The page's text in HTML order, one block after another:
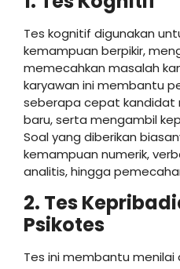
Tes kognitif digunakan
kemampuan berpikir,
memecahkan masalah
karyawan ini membantu
seberapa cepat kandidat
baru, serta mengambil
Soal yang diberikan
kemampuan numerik,
analitis, hingga
2. Tes
Psikotes
Tes ini membantu menilai